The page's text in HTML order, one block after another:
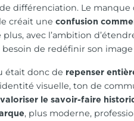
différenciation. Le
créait une confusion
avec l’ambition
besoin de redéfinir son
était donc de repenser
visuelle, ton de
le savoir-faire
, plus moderne,